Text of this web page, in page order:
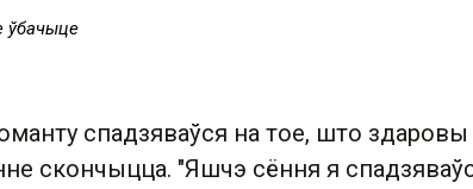
ўбачыце
спадзяваўся на тое, што здаровы
скончыцца. "Яшчэ сёння я